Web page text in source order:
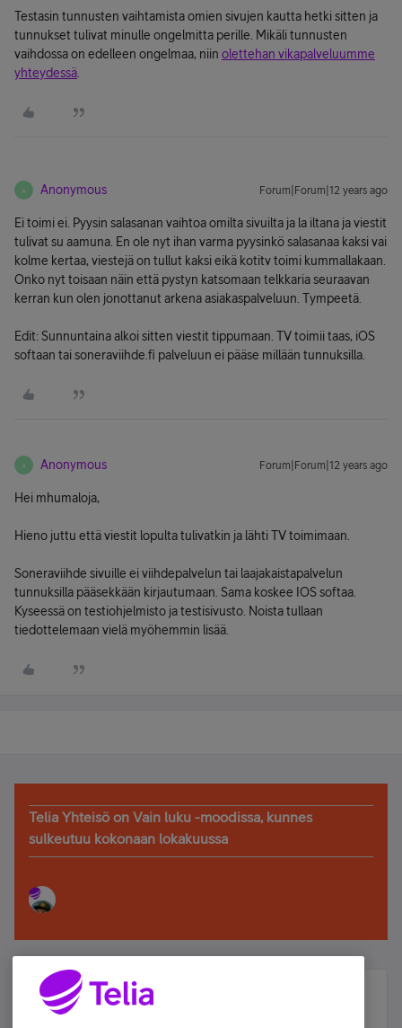
Testasin tunnusten vaihtamista omien sivujen kautta hetki sitten ja
tunnukset tulivat minulle ongelmitta perille. Mikäli tunnusten
vaihdossa on edelleen ongelmaa, niin olettehan vikapalveluumme
yhteydessä
A Anonymous Forum|Forum|12 years ago
Ei toimi ei. Pyysin salasanan vaihtoa omilta sivuilta ja la iltana ja viestit
tulivat su aamuna. En ole nyt ihan varma pyysinkö salasanaa kaksi vai
kolme kertaa, viestejä on tullut kaksi eikä kotitv toimi kummallakaan.
Onko nyt toisaan näin että pystyn katsomaan telkkaria seuraavan
kerran kun olen jonottanut arkena asiakaspalveluun. Tympeetä.
Edit: Sunnuntaina alkoi sitten viestit tippumaan. TV toimii taas, iOS
softaan tai soneraviihde.fi palveluun ei pääse millään tunnuksilla.
A Anonymous Forum|Forum|12 years ago
Hei mhumaloja,
Hieno juttu että viestit lopulta tulivatkin ja lähti TV toimimaan.
Soneraviihde sivuille ei viihdepalvelun tai laajakaistapalvelun
tunnuksilla pääsekkään kirjautumaan. Sama koskee IOS softaa.
Kyseessä on testiohjelmisto ja testisivusto. Noista tullaan
tiedottelemaan vielä myöhemmin lisää.
Telia Yhteisö on Vain luku -moodissa, kunnes
sulkeutuu kokonaan lokakuussa
Älä jää paitsi – osallistu ja voita!